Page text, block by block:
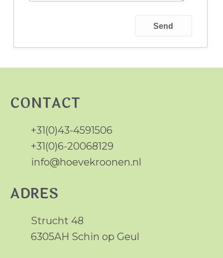
CONTACT
+31(0)43-4591506
+31(0)6-20068129
info@hoevekroonen.nl
ADRES
Strucht 48
6305AH Schin op Geul